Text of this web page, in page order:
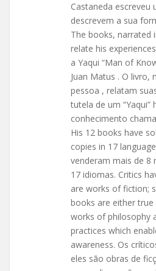
Castaneda escreveu
descrevem a sua
The books, narrated
relate his
a Yaqui “Man of
Juan Matus . O livro,
pessoa , relatam
tutela de um “Yaqui”
conhecimento
His 12 books have
copies in 17
venderam mais de 8
17 idiomas. Critics
are works of fiction;
books are either
works of philosophy
practices which
awareness. Os
eles são obras de